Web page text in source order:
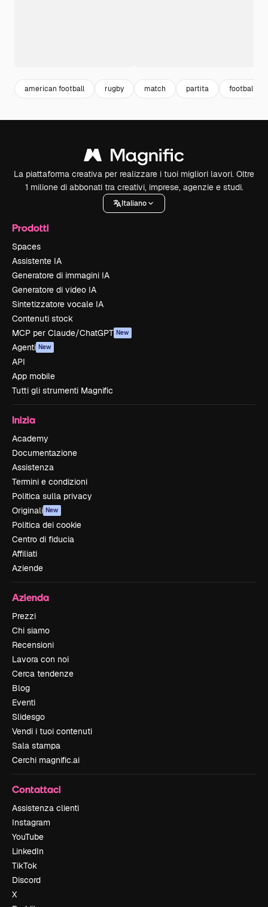
american football rugby match partita football
La piattaforma creativa per realizzare i tuoi migliori lavori. Oltre
1 milione di abbonati tra creativi, imprese, agenzie e studi.
Italiano
Prodotti
Spaces
Assistente IA
Generatore di immagini IA
Generatore di video IA
Sintetizzatore vocale IA
Contenuti stock
MCP per Claude/ChatGPT New
Agenti New
API
App mobile
Tutti gli strumenti Magnific
Inizia
Academy
Documentazione
Assistenza
Termini e condizioni
Politica sulla privacy
Originali New
Politica dei cookie
Centro di fiducia
Affiliati
Aziende
Azienda
Prezzi
Chi siamo
Recensioni
Lavora con noi
Cerca tendenze
Blog
Eventi
Slidesgo
Vendi i tuoi contenuti
Sala stampa
Cerchi magnific.ai
Contattaci
Assistenza clienti
Instagram
YouTube
LinkedIn
TikTok
Discord
X